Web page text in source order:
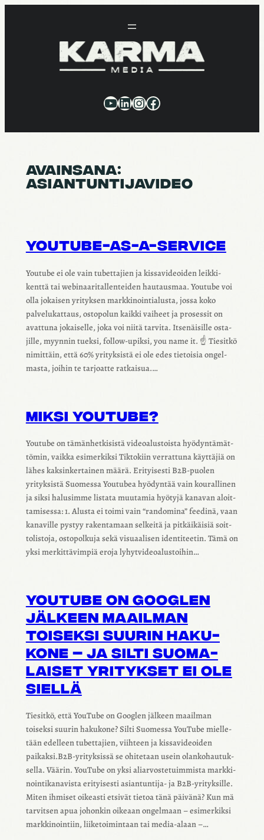
YouTube
LinkedIn
Instagram
Facebook
AVAINSANA:
ASIANTUNTIJAVIDEO
YOUTUBE-AS-A-SERVICE
Youtube ei ole vain tubet­ta­jien ja kissa­vi­deoi­den leik­ki­
kenttä tai webi­naa­ri­tal­len­tei­den hautaus­maa. Youtube voi
olla jokai­sen yrityk­sen mark­ki­noin­tia­lusta, jossa koko
palve­lu­kat­taus, osto­po­lun kaikki vaiheet ja proses­sit on
avat­tuna jokai­selle, joka voi niitä tarvita. Itse­näi­sille osta­
jille, myyn­nin tueksi, follow-upiksi, you name it. ☝️ Tiesitkö
nimit­täin, että 60% yrityk­sistä ei ole edes tietoi­sia ongel­
masta, joihin te tarjoatte ratkai­sua.…
MIKSI YOUTUBE?
Youtube on tämän­het­ki­sistä videoa­lus­toista hyödyn­tä­mät­
tö­min, vaikka esimer­kiksi Tikto­kiin verrat­tuna käyt­tä­jiä on
lähes kaksin­ker­tai­nen määrä. Erityi­sesti B2B-puolen
yrityk­sistä Suomessa Youtu­bea hyödyn­tää vain koural­li­nen
ja siksi halusimme listata muuta­mia hyötyjä kana­van aloit­
ta­mi­sessa: 1. Alusta ei toimi vain “rando­mina” feedinä, vaan
kana­ville pystyy raken­ta­maan selkeitä ja pitkäi­käi­siä soit­
to­lis­toja, osto­pol­kuja sekä visu­aa­li­sen iden­ti­tee­tin. Tämä on
yksi merkit­tä­vim­piä eroja lyhyt­vi­deoa­lus­toi­hin…
YOUTUBE ON GOOGLEN
JÄLKEEN MAAIL­MAN
TOISEKSI SUURIN HAKU­
KONE – JA SILTI SUOMA­
LAI­SET YRITYK­SET EI OLE
SIELLÄ
Tiesitkö, että YouTube on Googlen jälkeen maail­man
toiseksi suurin haku­kone? Silti Suomessa YouTube miel­le­
tään edel­leen tubet­ta­jien, viih­teen ja kissa­vi­deoi­den
paikaksi.B2B‑yrityksissä se ohite­taan usein olan­ko­hau­tuk­
sella. Väärin. YouTube on yksi aliar­vos­te­tuim­mista mark­ki­
noin­ti­ka­na­vista erityi­sesti asiantuntija‑ ja B2B‑yrityksille.
Miten ihmi­set oikeasti etsi­vät tietoa tänä päivänä? Kun mä
tarvit­sen apua johon­kin oike­aan ongel­maan – esimer­kiksi
mark­ki­noin­tiin, liike­toi­min­taan tai media‑alaan –…